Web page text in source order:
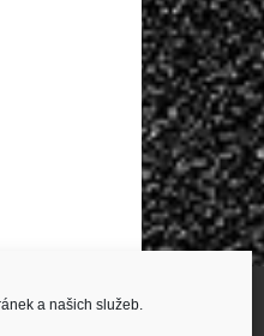
a našich služeb.